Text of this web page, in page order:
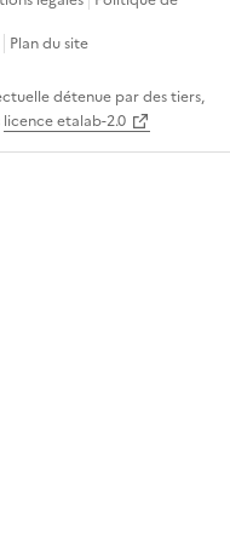
Plan du site
détenue par des tiers,
licence etalab-2.0